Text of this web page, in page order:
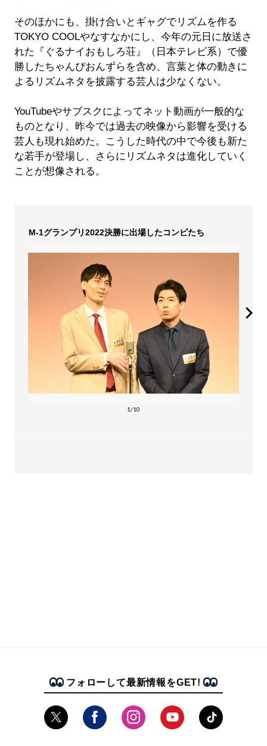
そのほかにも、掛け合いとギャグでリズムを作る
TOKYO COOLやなすなかにし、今年の元日に放送さ
れた『ぐるナイおもしろ荘』（日本テレビ系）で優
勝したちゃんぴおんずらを含め、言葉と体の動きに
よるリズムネタを披露する芸人は少なくない。
YouTubeやサブスクによってネット動画が一般的な
ものとなり、昨今では過去の映像から影響を受ける
芸人も現れ始めた。こうした時代の中で今後も新た
な若手が登場し、さらにリズムネタは進化していく
ことが想像される。
M-1グランプリ2022決勝に出場したコンビたち
1/10
フォローして最新情報をGET!